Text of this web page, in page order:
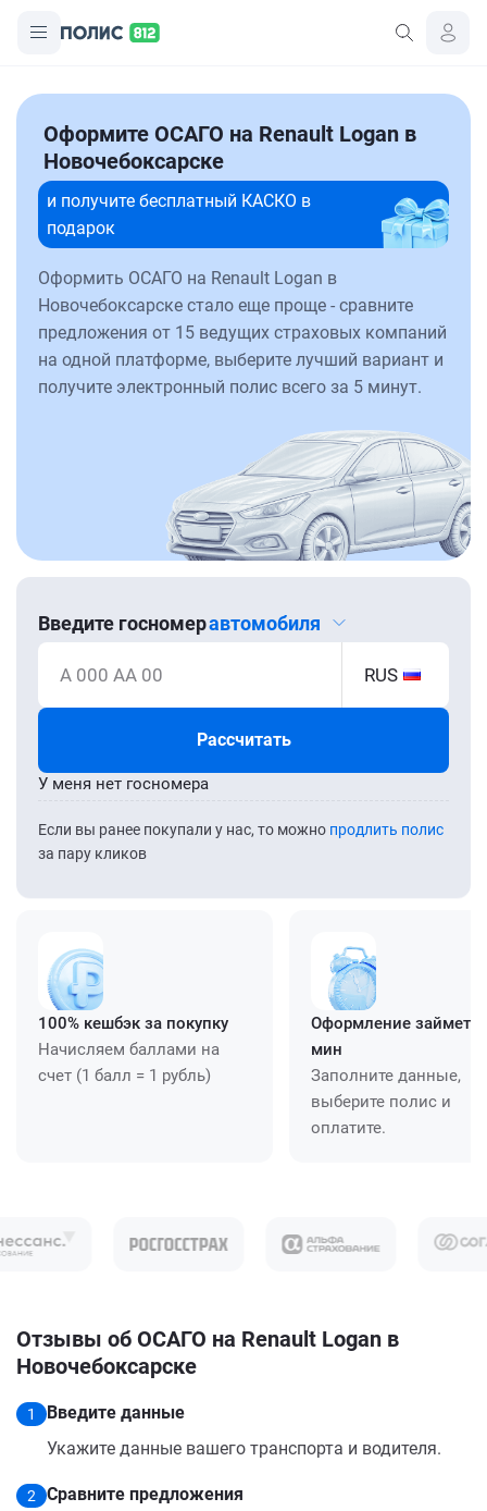
Оформите ОСАГО на Renault Logan в
Новочебоксарске
и получите бесплатный КАСКО в
подарок
Оформить ОСАГО на Renault Logan в
Новочебоксарске стало еще проще - сравните
предложения от 15 ведущих страховых компаний
на одной платформе, выберите лучший вариант и
получите электронный полис всего за 5 минут.
Введите госномеравтомобиля
А 000 АА 00 RUS
Рассчитать
Если вы ранее покупали у нас, то можно продлить полис
за пару кликов
У меня нет госномера
100% кешбэк за покупку
Начисляем баллами на
счет (1 балл = 1 рубль)
Оформление займет
мин
Заполните данные,
выберите полис и
оплатите.
Отзывы об ОСАГО на Renault Logan в
Новочебоксарске
1
Введите данные
Укажите данные вашего транспорта и водителя.
2
Сравните предложения